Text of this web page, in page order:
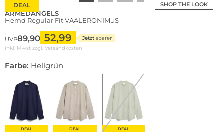
SHOP THE LOOK
DEAL
ARMEDANGELS
Hemd Regular Fit VAALERONIMUS
UVP89,90 52,99 Jetzt sparen
inkl. Mwst zzgl. Versandkosten
Farbe: Hellgrün
DEAL DEAL DEAL